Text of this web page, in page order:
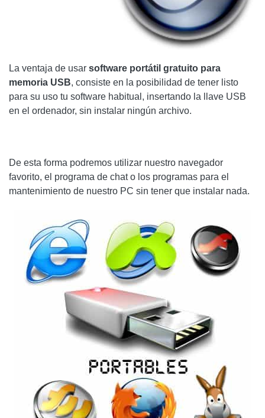
La ventaja de usar software portátil gratuito para
memoria USB, consiste en la posibilidad de tener listo
para su uso tu software habitual, insertando la llave USB
en el ordenador, sin instalar ningún archivo.
De esta forma podremos utilizar nuestro navegador
favorito, el programa de chat o los programas para el
mantenimiento de nuestro PC sin tener que instalar nada.